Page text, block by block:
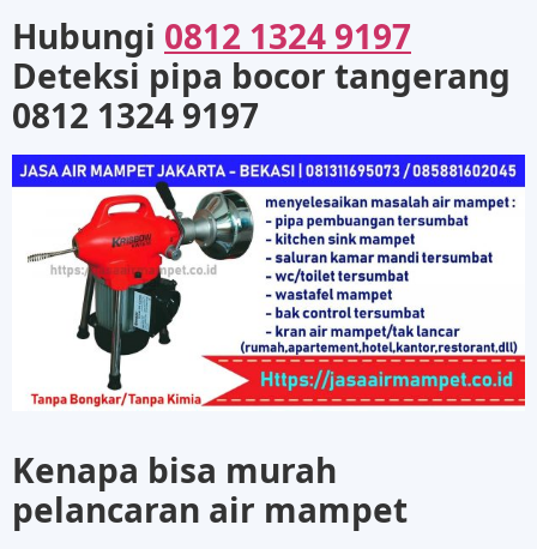
Hubungi 0812 1324 9197
Deteksi pipa bocor tangerang
0812 1324 9197
Kenapa bisa murah
pelancaran air mampet